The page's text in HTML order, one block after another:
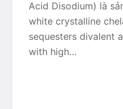
Acid Disodium) là
white crystalline
sequesters divalent
with high…